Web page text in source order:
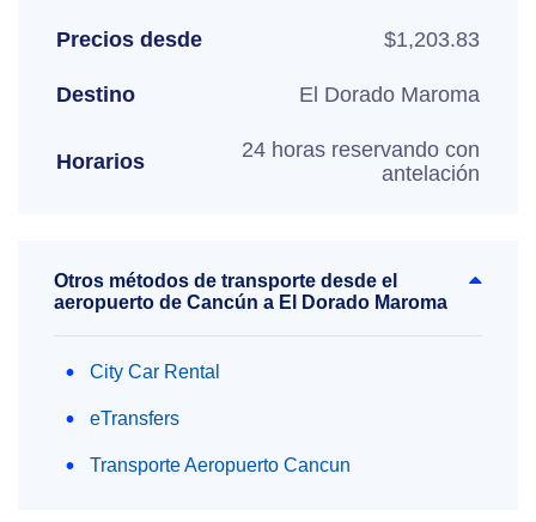
Precios desde $1,203.83
Destino El Dorado Maroma
Horarios
24 horas reservando con
antelación
Otros métodos de transporte desde el
aeropuerto de Cancún a El Dorado Maroma
City Car Rental
eTransfers
Transporte Aeropuerto Cancun